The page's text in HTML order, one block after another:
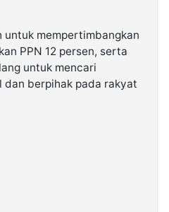
untuk mempertimbangkan
PPN 12 persen, serta
untuk mencari
berpihak pada rakyat